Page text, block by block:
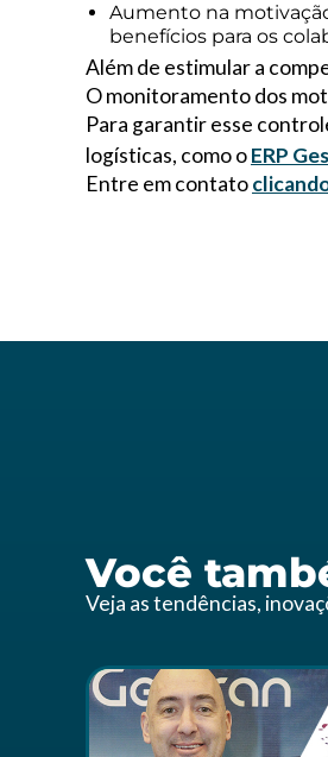
Aumento na
benefícios para os
Além de estimular a
O monitoramento dos
Para garantir esse
logísticas, como oERP
Entre em contato
Você
Veja as tendências,